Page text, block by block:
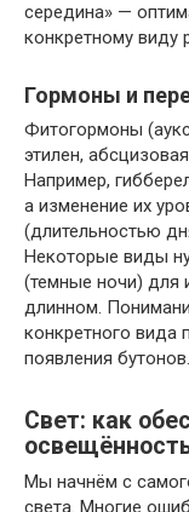
середина» —
конкретному виду
Гормоны и
Фитогормоны
этилен,
Например,
а изменение их
(длительностью
Некоторые виды
(темные ночи) для
длинном.
конкретного вида
появления бутонов.
Свет: как
Мы начнём с
света. Многие